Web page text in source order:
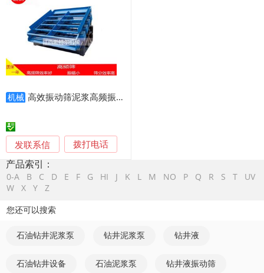
机械 高效振动筛泥浆高频振动筛煤泥高频振动筛
发联系信 拨打电话
产品索引：
0-A B C D E F G HI J K L M NO P Q R S T
UV
W
X Y Z
您还可以搜索
石油钻井泥浆泵 钻井泥浆泵 钻井液
石油钻井设备 石油泥浆泵 钻井液振动筛